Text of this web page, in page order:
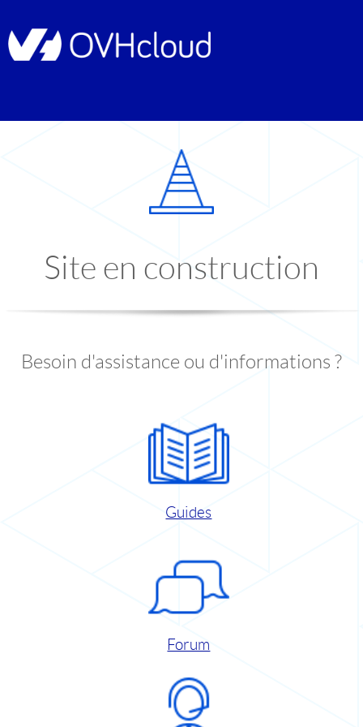
Site en construction
Besoin d'assistance ou d'informations ?
Guides
Forum